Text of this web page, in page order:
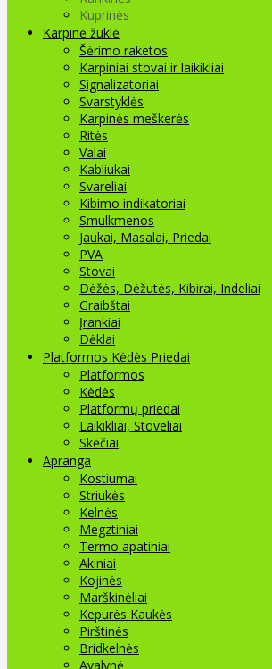
Kuprinės
Karpinė žūklė
Šėrimo raketos
Karpiniai stovai ir laikikliai
Signalizatoriai
Svarstyklės
Karpinės meškerės
Ritės
Valai
Kabliukai
Svareliai
Kibimo indikatoriai
Smulkmenos
Jaukai, Masalai, Priedai
PVA
Stovai
Dėžės, Dėžutės, Kibirai, Indeliai
Graibštai
Įrankiai
Dėklai
Platformos Kėdės Priedai
Platformos
Kėdės
Platformų priedai
Laikikliai, Stoveliai
Skėčiai
Apranga
Kostiumai
Striukės
Kelnės
Megztiniai
Termo apatiniai
Akiniai
Kojinės
Marškinėliai
Kepurės Kaukės
Pirštinės
Bridkelnės
Avalynė